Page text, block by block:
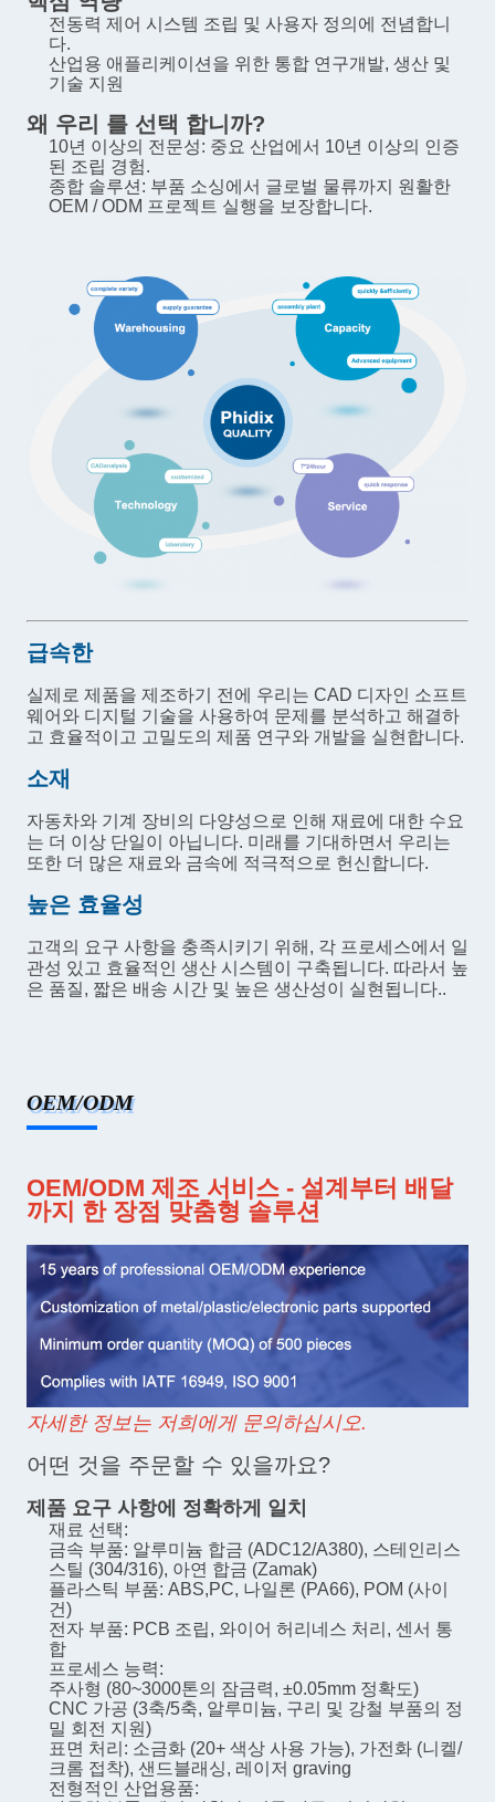
전동력 제어 시스템 조립 및 사용자 정의에 전념합니
다.
산업용 애플리케이션을 위한 통합 연구개발, 생산 및
기술 지원
왜 우리 를 선택 합니까?
10년 이상의 전문성: 중요 산업에서 10년 이상의 인증
된 조립 경험.
종합 솔루션: 부품 소싱에서 글로벌 물류까지 원활한
OEM / ODM 프로젝트 실행을 보장합니다.
급속한
실제로 제품을 제조하기 전에 우리는 CAD 디자인 소프트
웨어와 디지털 기술을 사용하여 문제를 분석하고 해결하
고 효율적이고 고밀도의 제품 연구와 개발을 실현합니다.
소재
자동차와 기계 장비의 다양성으로 인해 재료에 대한 수요
는 더 이상 단일이 아닙니다. 미래를 기대하면서 우리는
또한 더 많은 재료와 금속에 적극적으로 헌신합니다.
높은 효율성
고객의 요구 사항을 충족시키기 위해, 각 프로세스에서 일
관성 있고 효율적인 생산 시스템이 구축됩니다. 따라서 높
은 품질, 짧은 배송 시간 및 높은 생산성이 실현됩니다..
OEM/ODM
OEM/ODM 제조 서비스 - 설계부터 배달
까지 한 장점 맞춤형 솔루션
자세한 정보는 저희에게 문의하십시오.
어떤 것을 주문할 수 있을까요?
제품 요구 사항에 정확하게 일치
재료 선택:
금속 부품: 알루미늄 합금 (ADC12/A380), 스테인리스
스틸 (304/316), 아연 합금 (Zamak)
플라스틱 부품: ABS,PC, 나일론 (PA66), POM (사이
건)
전자 부품: PCB 조립, 와이어 허리네스 처리, 센서 통
합
프로세스 능력:
주사형 (80~3000톤의 잠금력, ±0.05mm 정확도)
CNC 가공 (3축/5축, 알루미늄, 구리 및 강철 부품의 정
밀 회전 지원)
표면 처리: 소금화 (20+ 색상 사용 가능), 가전화 (니켈/
크롬 접착), 샌드블래싱, 레이저 graving
전형적인 산업용품: